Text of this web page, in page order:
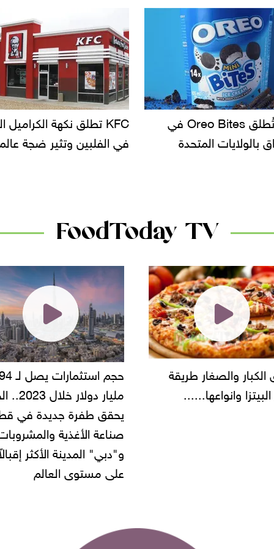
KFC تطلق نكهة الكراميل المملح
وتثير ضجة عالمية
دعوات للتحقيق في أسباب
سحب بعض ألبان الأطفال
FoodToday TV
حجم استثمارات يصل لـ 94
"أمن القاهرة" يضبط
شركة مطاعم استولى على
أموال المواطنين بزعم